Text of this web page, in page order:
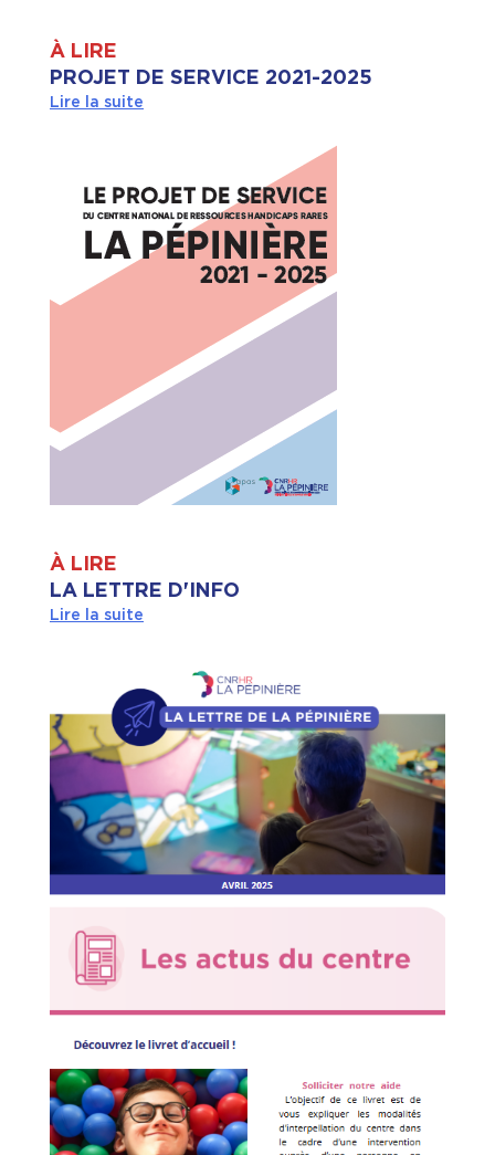
À LIRE
PROJET DE SERVICE 2021-2025
Lire la suite
À LIRE
LA LETTRE D'INFO
Lire la suite